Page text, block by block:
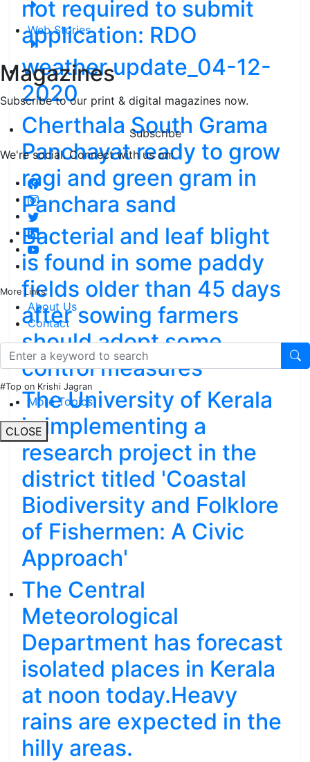
Web Stories
Magazines
Subscribe to our print & digital magazines now.
Subscribe
We're social. Connect with us on:
More Links
About Us
Contact
#Top on Krishi Jagran
More Topics
CLOSE
not required to submit
application: RDO
weather update_04-12-
2020
Cherthala South Grama
Panchayat ready to grow
ragi and green gram in
Panchara sand
Bacterial and leaf blight
is found in some paddy
fields older than 45 days
after sowing farmers
should adopt some
control measures
The University of Kerala
is implementing a
research project in the
district titled 'Coastal
Biodiversity and Folklore
of Fishermen: A Civic
Approach'
The Central
Meteorological
Department has forecast
isolated places in Kerala
at noon today.Heavy
rains are expected in the
hilly areas.